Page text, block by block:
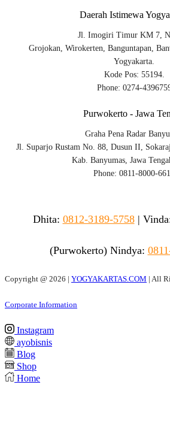
Daerah Istimewa
Jl. Imogiri Timur KM 7,
Grojokan, Wirokerten, Banguntapan,
Yogyakarta.
Kode Pos: 55194.
Phone: 0274-
Purwokerto - Jawa
Graha Pena Radar
Jl. Suparjo Rustam No. 88, Dusun II,
Kab. Banyumas, Jawa
Phone: 0811-8000-
Dhita: 0812-3189-5758| Vinda
(Purwokerto) Nindya:
Copyright @ 2026 | YOGYAKARTAS.COM | All
Corporate Information
Instagram
ayobisnis
Blog
Shop
Home